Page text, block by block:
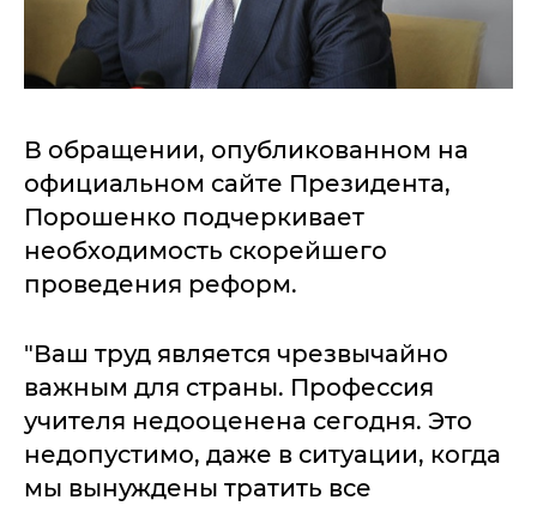
В обращении, опубликованном на
официальном сайте Президента,
Порошенко подчеркивает
необходимость скорейшего
проведения реформ.
"Ваш труд является чрезвычайно
важным для страны. Профессия
учителя недооценена сегодня. Это
недопустимо, даже в ситуации, когда
мы вынуждены тратить все